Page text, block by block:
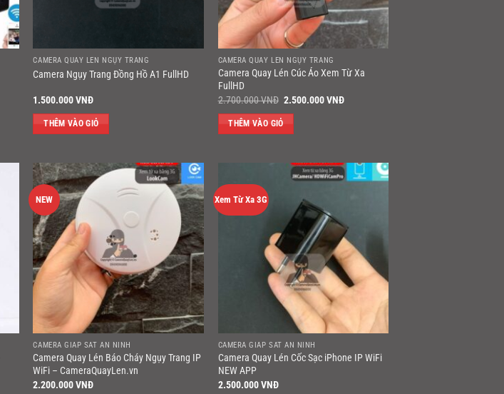
CAMERA QUAY LÉN NGỤY TRANG
Camera Ngụy Trang Đồng Hồ A1 FullHD
1.500.000VNĐ
THÊM VÀO GIỎ
CAMERA QUAY LÉN NGỤY TRANG
Camera Quay Lén Cúc Áo Xem Từ Xa
FullHD
2.700.000VNĐ Giá
là:
2.700.000 VNĐ.
2.500.000VNĐGiá
THÊM VÀO GIỎ
NEW
CAMERA GIÁP SÁT AN NINH
Camera Quay Lén Báo Cháy Ngụy Trang IP
WiFi – CameraQuayLen.vn
2.200.000VNĐ
Xem Từ Xa 3G
CAMERA GIÁP SÁT AN NINH
Camera Quay Lén Cốc Sạc iPhone IP WiFi
NEW APP
2.500.000VNĐ